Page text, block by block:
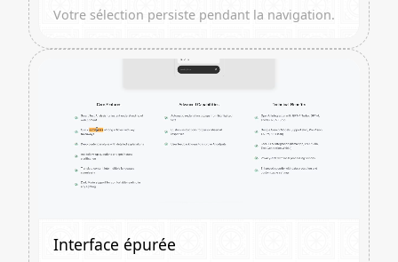
Votre sélection persiste pendant la navigation.
Interface épurée